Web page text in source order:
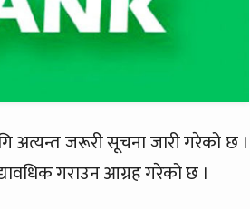
जरूरी सूचना जारी गरेको छ ।
गराउन आग्रह गरेको छ ।